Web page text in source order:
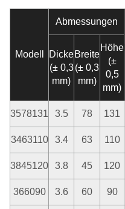
Modell
Abmessungen
Dicke
(± 0,3
mm)
Breite
(± 0,3
mm)
Höhe
(±
0,5
mm)
3578131 3.5 78 131
3463110 3.4 63 110
3845120 3.8 45 120
366090 3.6 60 90